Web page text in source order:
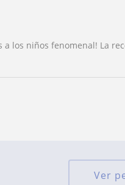
a los niños fenomenal! La
Ver